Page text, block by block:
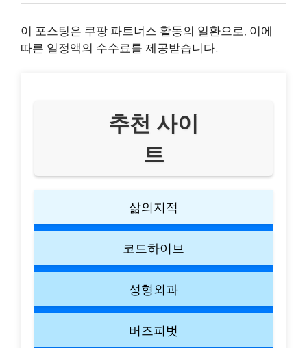
이 포스팅은 쿠팡 파트너스 활동의 일환으로, 이에
따른 일정액의 수수료를 제공받습니다.
추천 사이
트
삶의지적
코드하이브
성형외과
버즈피벗